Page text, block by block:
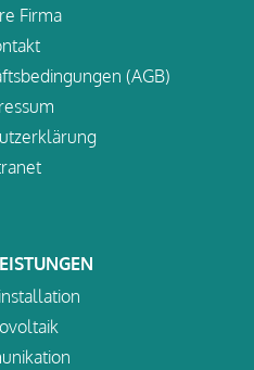
Firma
(AGB)